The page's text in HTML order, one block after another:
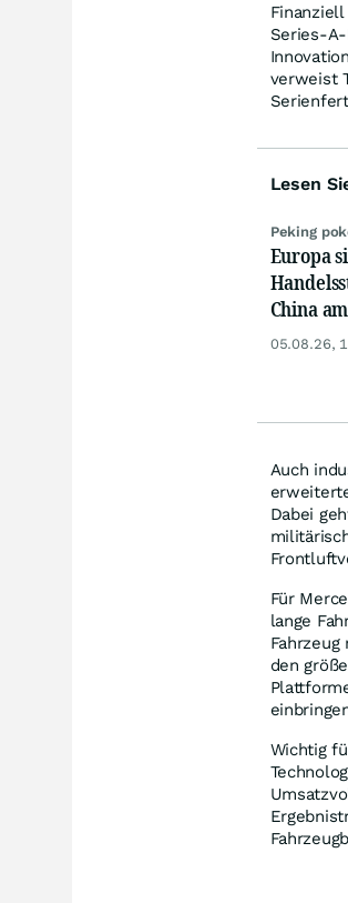
Series-
verweist
Lesen
Peking
Europa
China
Hebel
05.08.26,
Auch
Dabei
Für
lange
den
Wichtig